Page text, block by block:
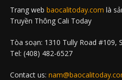
Trang web baocalitoday.com là
Truyền Thông Cali Today
Tòa soạn: 1310 Tully Road #109,
Tel: (408) 482-6527
Contact us: